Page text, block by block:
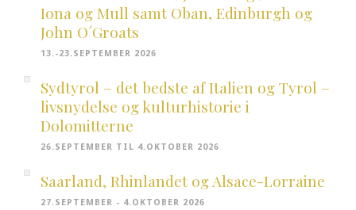
Iona og Mull samt Oban, Edinburgh og
John O´Groats
13.-23.SEPTEMBER 2026
Sydtyrol – det bedste af Italien og Tyrol –
livsnydelse og kulturhistorie i
Dolomitterne
26.SEPTEMBER TIL 4.OKTOBER 2026
Saarland, Rhinlandet og Alsace-Lorraine
27.SEPTEMBER - 4.OKTOBER 2026